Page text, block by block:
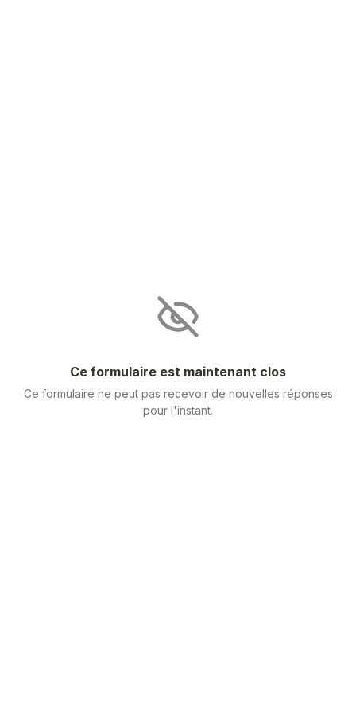
Ce formulaire est maintenant clos
Ce formulaire ne peut pas recevoir de nouvelles réponses
pour l'instant.